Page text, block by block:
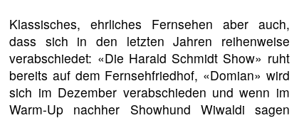
Klassisches, ehrliches Fernsehen aber auch,
dass sich in den letzten Jahren reihenweise
verabschiedet: «Die Harald Schmidt Show» ruht
bereits auf dem Fernsehfriedhof, «Domian» wird
sich im Dezember verabschieden und wenn im
Warm-Up nachher Showhund Wiwaldi sagen